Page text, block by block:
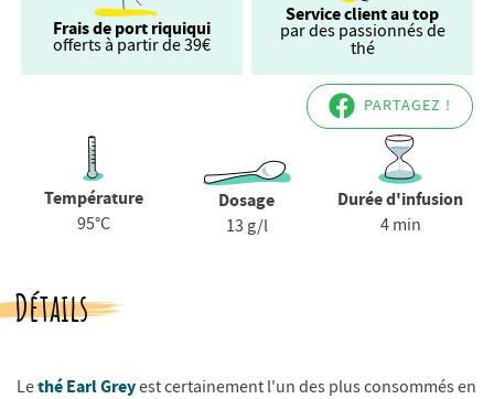
Frais de port riquiqui
offerts à partir de 39€
Service client au top
par des passionnés de
thé
PARTAGEZ !
Température
95°C
Dosage
13 g/l
Durée d'infusion
4 min
Détails
Lethé Earl Greyest certainement l'un des plus consommés en